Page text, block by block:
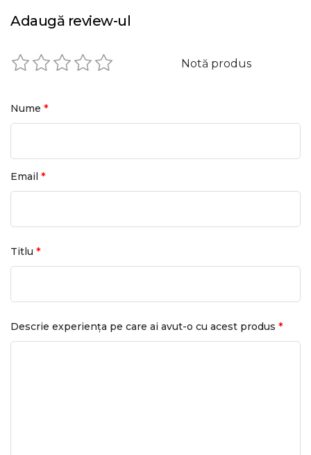
Adaugă review-ul
Notă produs
Nume *
Email *
Titlu *
Descrie experiența pe care ai avut-o cu acest produs *